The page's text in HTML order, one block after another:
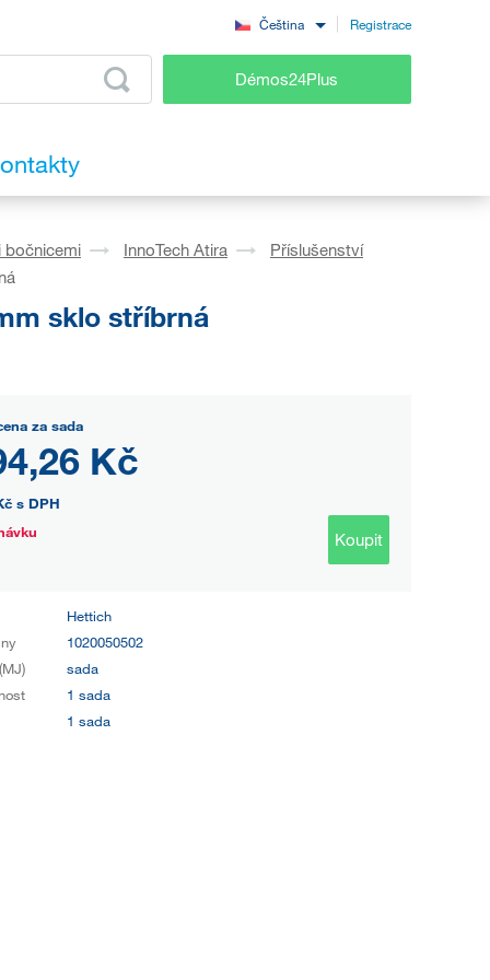
Čeština Registrace
Démos24Plus
bočnicemi InnoTech Atira
Příslušenství
sklo stříbrná
za sada
Kč
s DPH
Koupit
Hettich
1020050502
sada
1 sada
1 sada